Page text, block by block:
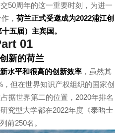
50周年的这一重要时刻，为进一
， 荷兰正式受邀成为2022浦江创
五届）主宾国。
01
新的荷兰
水平和很高的创新效率，虽然其
但在世界知识产权组织的国家创
据世界第二的位置，2020年排名
究型大学都在2022年度《泰晤士
前250名。